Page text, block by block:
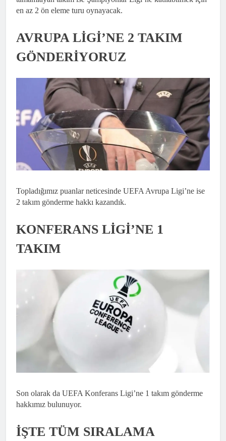
en az 2 ön eleme turu oynayacak.
AVRUPA LİGİ’NE 2 TAKIM
GÖNDERİYORUZ
Topladığımız puanlar neticesinde UEFA Avrupa Ligi’ne ise
2 takım gönderme hakkı kazandık.
KONFERANS LİGİ’NE 1
TAKIM
Son olarak da UEFA Konferans Ligi’ne 1 takım gönderme
hakkımız bulunuyor.
İŞTE TÜM SIRALAMA